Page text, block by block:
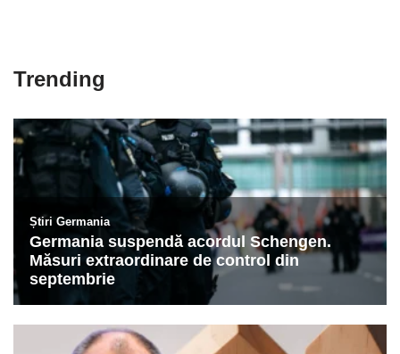
Trending